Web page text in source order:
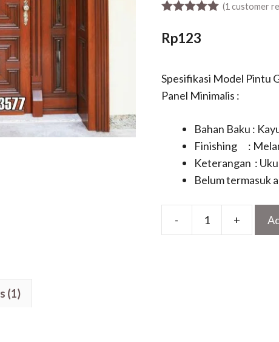
(1 customer
Rp123
Spesifikasi Model Pintu
Panel Minimalis :
Bahan Baku :
Finishing :
Keterangan :
Belum termasuk
- +
(1)